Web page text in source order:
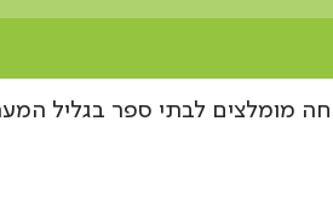
מומלצים לבתי ספר בגליל